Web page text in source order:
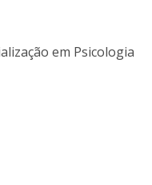
em Psicologia